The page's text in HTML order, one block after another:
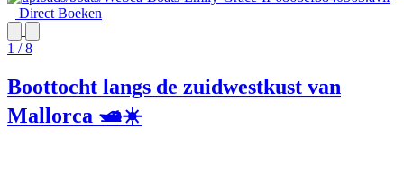
Direct Boeken
1 / 8
Boottocht langs de zuidwestkust van
Mallorca 🛥️☀️